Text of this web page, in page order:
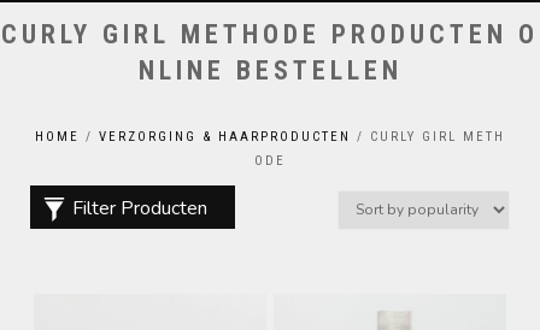
CURLY GIRL METHODE PRODUCTEN O
NLINE BESTELLEN
HOME / VERZORGING & HAARPRODUCTEN
/ CURLY GIRL METH
ODE